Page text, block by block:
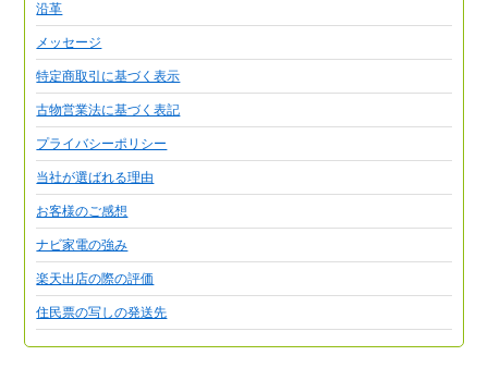
沿革
メッセージ
特定商取引に基づく表示
古物営業法に基づく表記
プライバシーポリシー
当社が選ばれる理由
お客様のご感想
ナビ家電の強み
楽天出店の際の評価
住民票の写しの発送先